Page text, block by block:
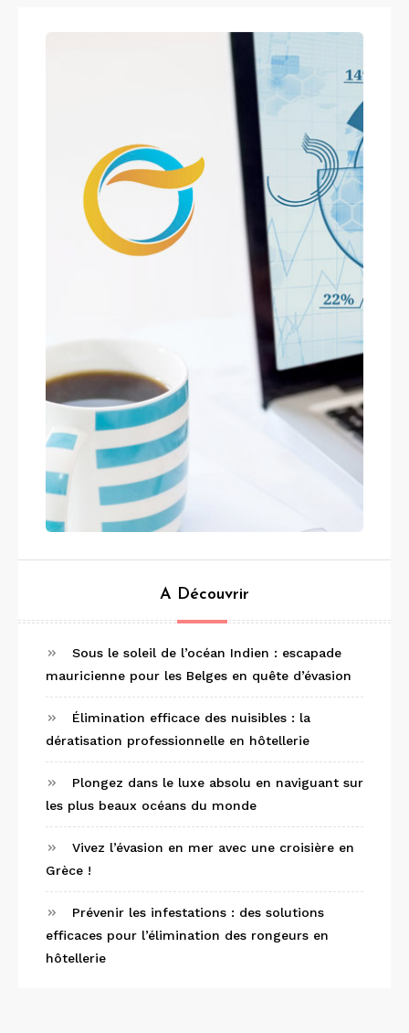
A Découvrir
Sous le soleil de l’océan Indien : escapade
mauricienne pour les Belges en quête d’évasion
Élimination efficace des nuisibles : la
dératisation professionnelle en hôtellerie
Plongez dans le luxe absolu en naviguant sur
les plus beaux océans du monde
Vivez l’évasion en mer avec une croisière en
Grèce !
Prévenir les infestations : des solutions
efficaces pour l’élimination des rongeurs en
hôtellerie